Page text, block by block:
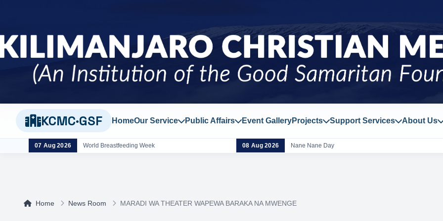
KCMC·GSF HomeOur Service Public Affairs Event GalleryProjects Support Services About Us
07 Aug 2026 World Breastfeeding Week 08 Aug 2026 Nane Nane Day
Home News Room MARADI WA THEATER WAPEWA BARAKA NA MWENGE